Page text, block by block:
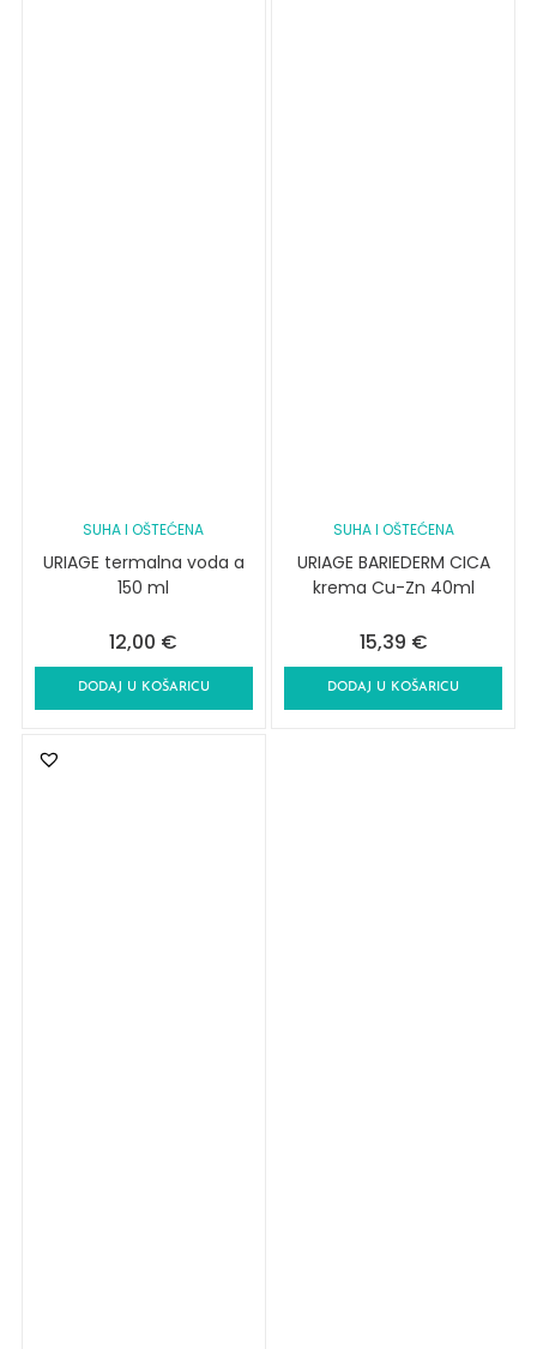
SUHA I OŠTEĆENA
URIAGE termalna voda a
150 ml
12,00 €
DODAJ U KOŠARICU
SUHA I OŠTEĆENA
URIAGE BARIEDERM CICA
krema Cu-Zn 40ml
15,39 €
DODAJ U KOŠARICU